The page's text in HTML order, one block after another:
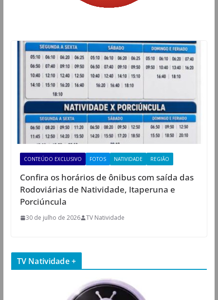
CONTEÚDO EXCLUSIVO FOTOS NATIVIDADE REGIÃO
Confira os horários de ônibus com saída das
Rodoviárias de Natividade, Itaperuna e
Porciúncula
30 de julho de 2026 TV Natividade
TV Natividade +